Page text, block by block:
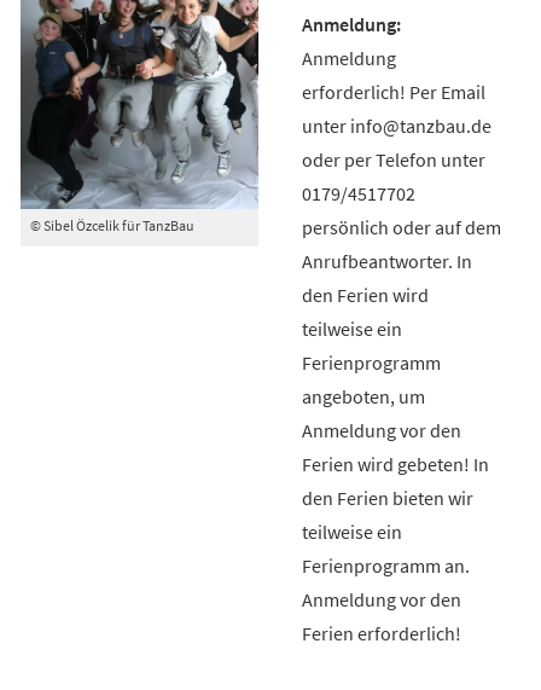
© Sibel Özcelik für TanzBau
Anmeldung
erforderlich! Per Email
unter info@tanzbau.de
oder per Telefon unter
0179/4517702
persönlich oder auf dem
Anrufbeantworter. In
den Ferien wird
teilweise ein
Ferienprogramm
angeboten, um
Anmeldung vor den
Ferien wird gebeten! In
den Ferien bieten wir
teilweise ein
Ferienprogramm an.
Anmeldung vor den
Ferien erforderlich!